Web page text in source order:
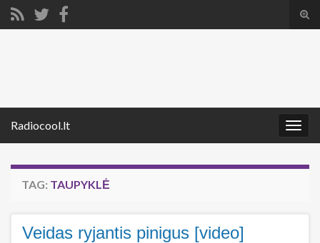
Radiocool.lt
TAG: TAUPYKLĖ
Veidas ryjantis pinigus [video]